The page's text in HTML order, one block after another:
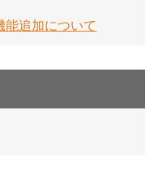
能追加について